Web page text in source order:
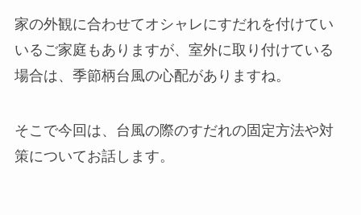
家の外観に合わせてオシャレにすだれを付けてい
いるご家庭もありますが、室外に取り付けている
場合は、季節柄台風の心配がありますね。
そこで今回は、台風の際のすだれの固定方法や対
策についてお話します。